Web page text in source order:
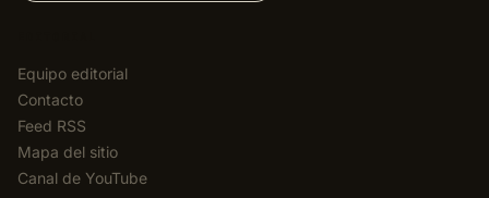
Equipo editorial
Contacto
Feed RSS
Mapa del sitio
Canal de YouTube